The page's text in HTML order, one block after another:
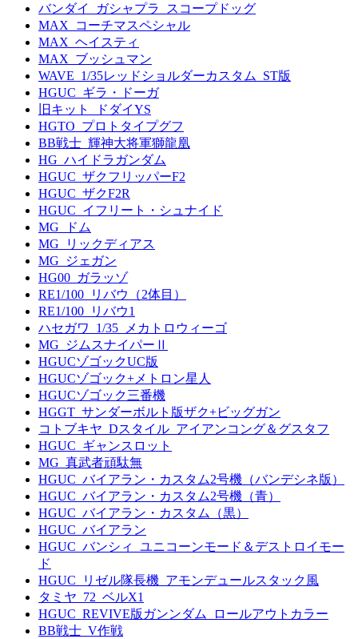
バンダイ_ガシャプラ_スコープドッグ
MAX_コーチマスペシャル
MAX_ヘイスティ
MAX_ブッシュマン
WAVE_1/35レッドショルダーカスタム_ST版
HGUC_ギラ・ドーガ
旧キット_ドダイYS
HGTO_プロトタイプグフ
BB戦士_輝神大将軍獅龍凰
HG_ハイドラガンダム
HGUC_ザクフリッパーF2
HGUC_ザクF2R
HGUC_イフリート・シュナイド
MG_ドム
MG_リックディアス
MG_ジェガン
HG00_ガラッゾ
RE1/100_リバウ（2体目）
RE1/100_リバウ1
ハセガワ_1/35_メカトロウィーゴ
MG_ジムスナイパーⅡ
HGUCゾゴックUC版
HGUCゾゴック+メトロン星人
HGUCゾゴック三番機
HGGT_サンダーボルト版ザク+ビッグガン
コトブキヤ_Dスタイル_アイアンコング＆グスタフ
HGUC_ギャンスロット
MG_真武者頑駄無
HGUC_バイアラン・カスタム2号機（バンデシネ版）
HGUC_バイアラン・カスタム2号機（青）
HGUC_バイアラン・カスタム（黒）
HGUC_バイアラン
HGUC_バンシィ_ユニコーンモード＆デストロイモー
ド
HGUC_リゼル隊長機_アモンデュールスタック風
タミヤ_72_ベルX1
HGUC_REVIVE版ガンンダム_ロールアウトカラー
BB戦士_V作戦